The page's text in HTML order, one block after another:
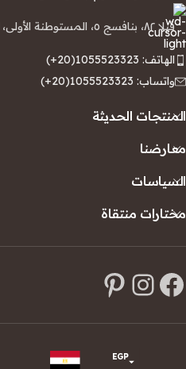
فيلا ٨٢، بنافسج ٥، المستوطنة الأولى، القاهرة الجديدة
الهاتف: 1055523323(20+)
واتساب: 1055523323(20+)
المنتجات الحديثة
معارضنا
السياسات
مختارات منتقاة
EGP